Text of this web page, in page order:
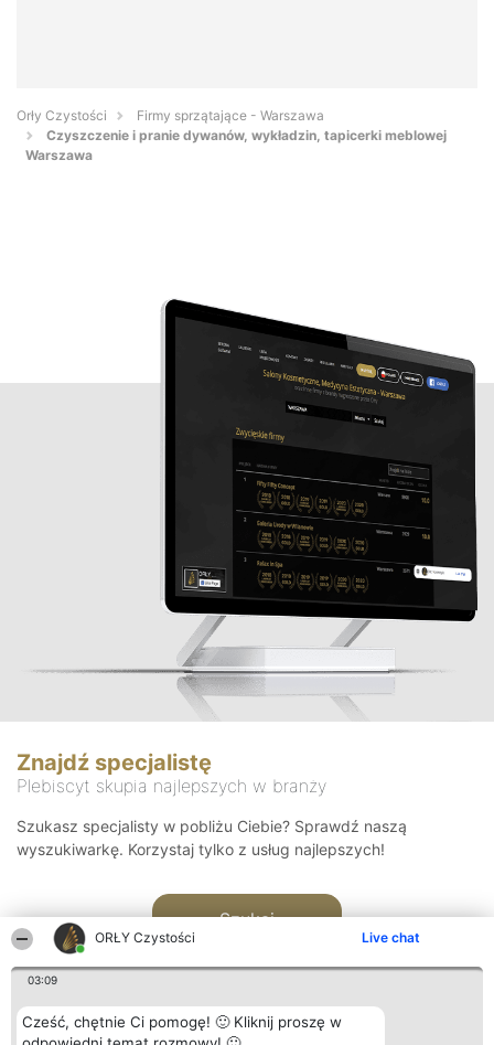
ORŁY Czystości Live chat
03:09
Cześć, chętnie Ci pomogę! 🙂 Kliknij proszę w
Orły Czystości
Firmy sprzątające - Warszawa
Czyszczenie i pranie dywanów, wykładzin, tapicerki meblowej
Warszawa
Znajdź specjalistę
Plebiscyt skupia najlepszych w branży
Szukasz specjalisty w pobliżu Ciebie? Sprawdź naszą
wyszukiwarkę. Korzystaj tylko z usług najlepszych!
Szukaj